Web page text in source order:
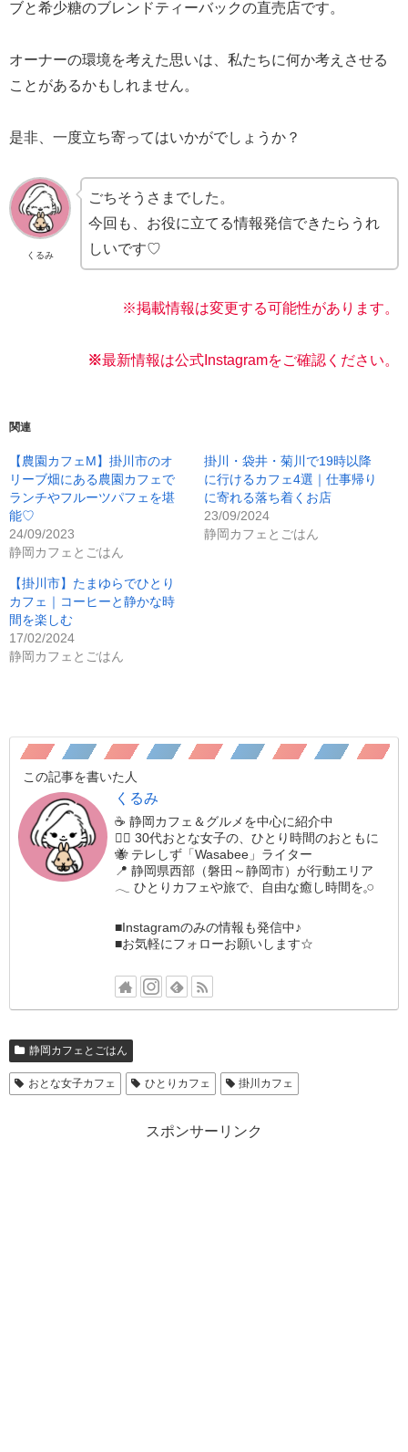
ブと希少糖のブレンドティーバックの直売店です。
オーナーの環境を考えた思いは、私たちに何か考えさせる
ことがあるかもしれません。
是非、一度立ち寄ってはいかがでしょうか？
くるみ
ごちそうさまでした。
今回も、お役に立てる情報発信できたらうれ
しいです♡
※掲載情報は変更する可能性があります。
※最新情報は公式Instagramをご確認く ださい。
関連
【農園カフェM】掛川市のオ
リーブ畑にある農園カフェで
ランチやフルーツパフェを堪
能♡
24/09/2023
静岡カフェとごはん
掛川・袋井・菊川で19時以降
に行けるカフェ4選｜仕事帰り
に寄れる落ち着くお店
23/09/2024
静岡カフェとごはん
【掛川市】たまゆらでひとり
カフェ｜コーヒーと静かな時
間を楽しむ
17/02/2024
静岡カフェとごはん
この記事を書いた人
くるみ
☕️ 静岡カフェ＆グルメを中心に紹介中
🚶‍♀️ 30代おとな女子の、ひとり時間のおともに
🐝 テレしず「Wasabee」ライター
📍 静岡県西部（磐田～静岡市）が行動エリア
𓂃 ひとりカフェや旅で、自由な癒し時間を𓈒𓏸
■Instagramのみの情報も発信中♪
■お気軽にフォローお願いします☆
静岡カフェとごはん
おとな女子カフェ ひとりカフェ 掛川カフェ
スポンサーリンク